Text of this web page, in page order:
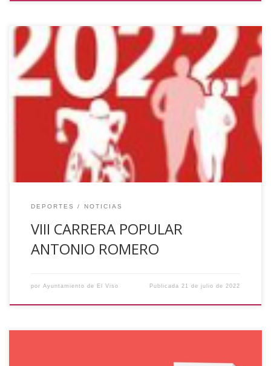
El próximo sábado 23 de Julio viviremos en nuestro
municipio la VIII Carrera Popular Antonio Romero, que
tendrá lugar a partir de las 20:30 horas, con salida desde el
Campo de Fútbol “El Retamar”. Ya está abierto el plazo de
inscripción en www.masatletismo.com y para cualquier
problema con la inscripción llamen al […]
DEPORTES NOTICIAS
VIII CARRERA POPULAR
ANTONIO ROMERO
por Ayuntamiento de El Viso Publicada 21 de julio de 2022